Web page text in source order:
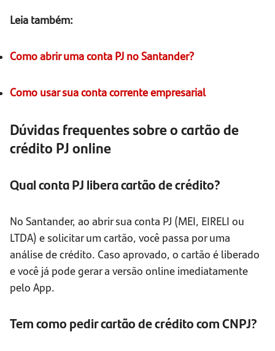
Leia também:
Como abrir uma conta PJ no Santander?
Como usar sua conta corrente empresarial
Dúvidas frequentes sobre o cartão de
crédito PJ online
Qual conta PJ libera cartão de crédito?
No Santander, ao abrir sua conta PJ (MEI, EIRELI ou
LTDA) e solicitar um cartão, você passa por uma
análise de crédito. Caso aprovado, o cartão é liberado
e você já pode gerar a versão online imediatamente
pelo App.
Tem como pedir cartão de crédito com CNPJ?